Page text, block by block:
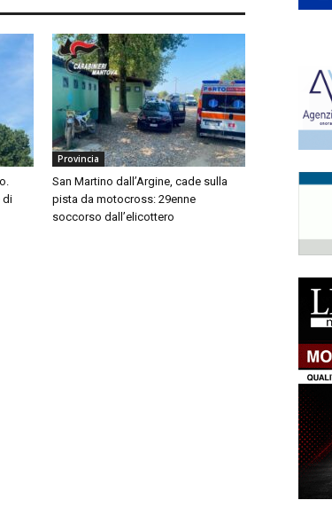
di
Provincia
San Martino dall’Argine, cade sulla
pista da motocross: 29enne
soccorso dall’elicottero